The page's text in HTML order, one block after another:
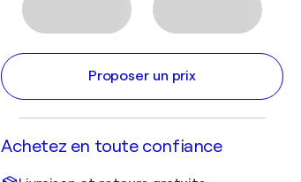
Proposer un prix
Achetez en toute confiance